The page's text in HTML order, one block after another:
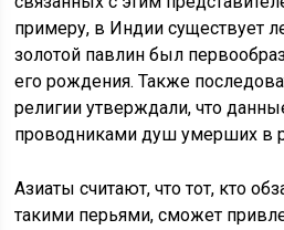
примеру, в Индии существует
золотой павлин был
его рождения. Также
религии утверждали, что
проводниками душ умерших в
Азиаты считают, что тот, кто
такими перьями, сможет